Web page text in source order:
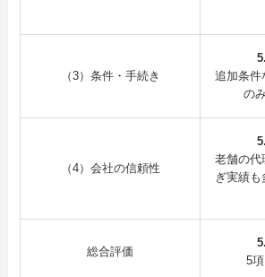
（3）条件・手続き
追加条件
の
（4）会社の信頼性
老舗の代
ぎ実績
総合評価
5